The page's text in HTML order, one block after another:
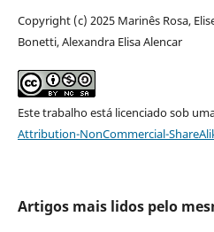
Copyright (c) 2025 Marinês Rosa,
Bonetti, Alexandra Elisa Alencar
Este trabalho está licenciado sob
Attribution-NonCommercial-
Artigos mais lidos pelo